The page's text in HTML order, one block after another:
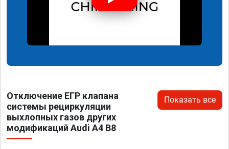
Отключение ЕГР клапана
системы рециркуляции
выхлопных газов других
модификаций Audi A4 B8
Показать все